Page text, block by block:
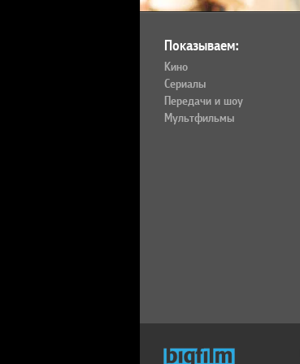
Показываем:
Кино
Сериалы
Передачи и шоу
Мультфильмы